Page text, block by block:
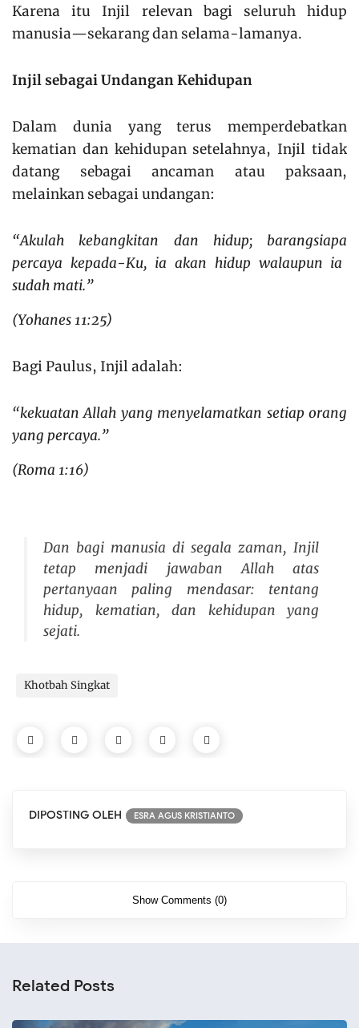
Karena itu Injil relevan bagi seluruh hidup
manusia—sekarang dan selama-lamanya.
Injil sebagai Undangan Kehidupan
Dalam dunia yang terus memperdebatkan
kematian dan kehidupan setelahnya, Injil tidak
datang sebagai ancaman atau paksaan,
melainkan sebagai undangan:
“Akulah kebangkitan dan hidup; barangsiapa
percaya kepada-Ku, ia akan hidup walaupun ia
sudah mati.”
(Yohanes 11:25)
Bagi Paulus, Injil adalah:
“kekuatan Allah yang menyelamatkan setiap orang
yang percaya.”
(Roma 1:16)
Dan bagi manusia di segala zaman, Injil
tetap menjadi jawaban Allah atas
pertanyaan paling mendasar: tentang
hidup, kematian, dan kehidupan yang
sejati.
Khotbah Singkat
DIPOSTING OLEH ESRA AGUS KRISTIANTO
Show Comments (0)
Related Posts